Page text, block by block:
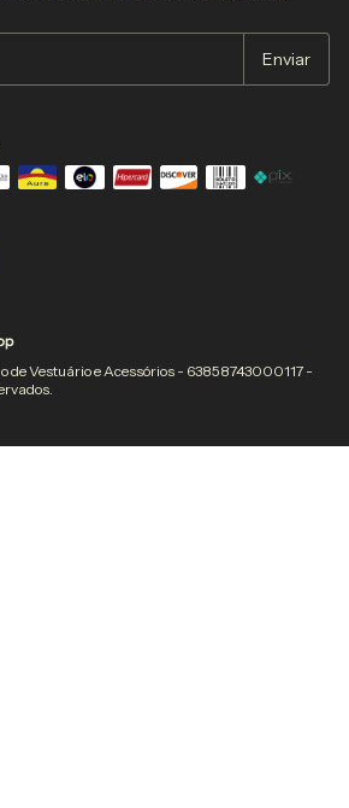
de Vestuário e Acessórios - 63858743000117 -